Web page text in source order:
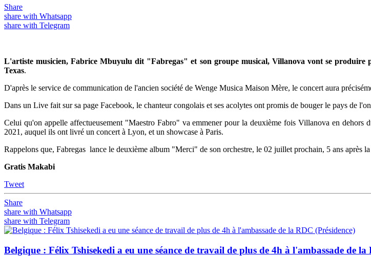
Share
share with Whatsapp
share with Telegram
L'artiste musicien, Fabrice Mbuyulu dit "Fabregas" et son groupe musical, Villanova vont se produire
Texas.
D'après le service de communication de l'ancien société de Wenge Musica Maison Mère, le concert aura
Dans un Live fait sur sa page Facebook, le chanteur congolais et ses acolytes ont promis de bouger le pays de
Celui qu'on appelle affectueusement "Maestro Fabro" va emmener pour la deuxième fois Villanova en dehors
2021, auquel ils ont livré un concert à Lyon, et un showcase à Paris.
Rappelons que, Fabregas lance le deuxième album "Merci" de son orchestre, le 02 juillet prochain, 5 ans après
Gratis Makabi
Tweet
Share
share with Whatsapp
share with Telegram
Belgique : Félix Tshisekedi a eu une séance de travail de plus de 4h à l'ambassade de la